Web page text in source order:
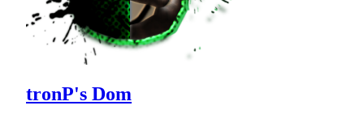
tronP's Dom